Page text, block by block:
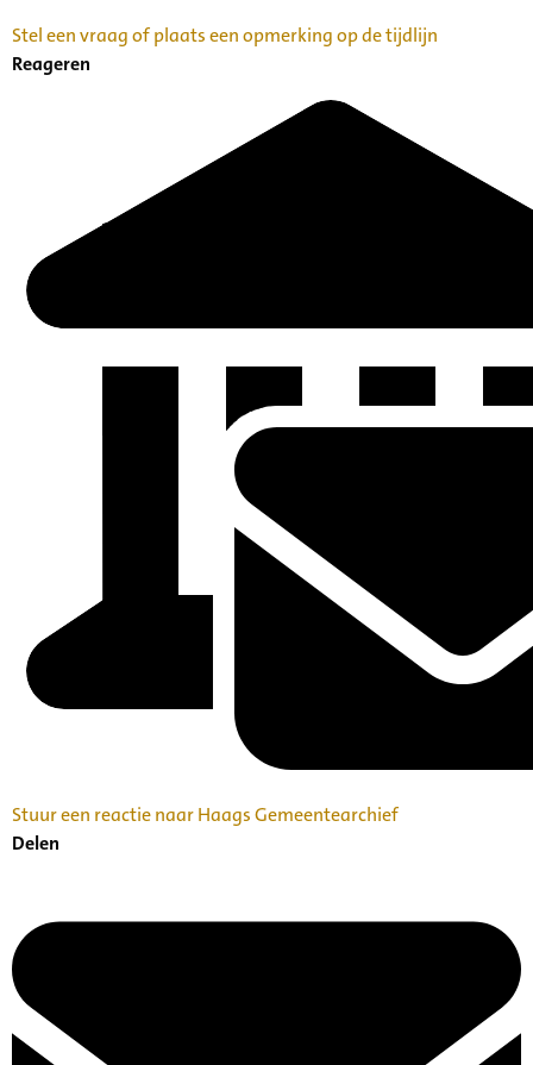
Stel een vraag of plaats een opmerking op de tijdlijn
Reageren
Stuur een reactie naar Haags Gemeentearchief
Delen